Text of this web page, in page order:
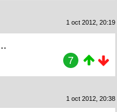
1 oct 2012, 20:19
7
1 oct 2012, 20:38